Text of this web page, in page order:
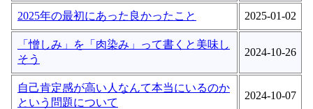
2025年の最初にあった良かったこと 2025-01-02
「憎しみ」を「肉染み」って書くと美味し
そう
2024-10-26
自己肯定感が高い人なんて本当にいるのか
という問題について
2024-10-07